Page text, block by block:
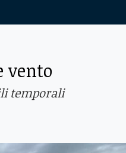
vento
temporali